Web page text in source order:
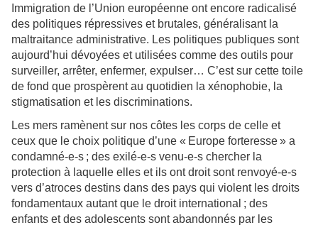
Immigration de l’Union européenne ont encore radicalisé
des politiques répressives et brutales, généralisant la
maltraitance administrative. Les politiques publiques sont
aujourd’hui dévoyées et utilisées comme des outils pour
surveiller, arrêter, enfermer, expulser… C’est sur cette toile
de fond que prospèrent au quotidien la xénophobie, la
stigmatisation et les discriminations.
Les mers ramènent sur nos côtes les corps de celle et
ceux que le choix politique d’une « Europe forteresse » a
condamné-e-s ; des exilé-e-s venu-e-s chercher la
protection à laquelle elles et ils ont droit sont renvoyé-e-s
vers d’atroces destins dans des pays qui violent les droits
fondamentaux autant que le droit international ; des
enfants et des adolescents sont abandonnés par les